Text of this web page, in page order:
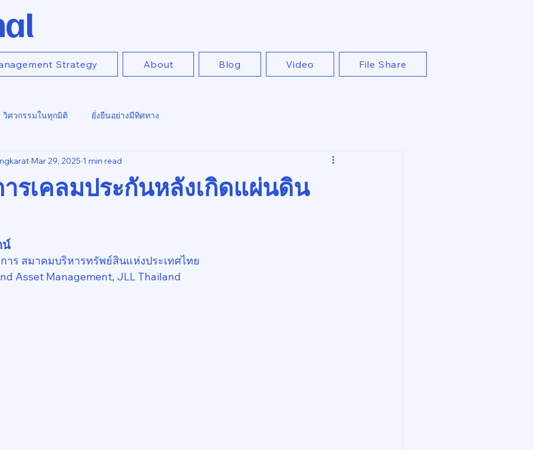
Strategy About Blog Video File Share
วิศวกรรมในทุกมิติ ยั่งยืนอย่างมีทิศทาง
รเคลมประกันหลังเกิดแผ่นดิน
Mar 29, 2025 1 min read
น์
าร สมาคมบริหารทรัพย์สินแห่งประเทศไทย
Asset Management, JLL Thailand